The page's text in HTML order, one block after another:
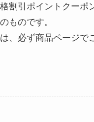
割引ポイントクーポ
ものです。
、必ず商品ページで